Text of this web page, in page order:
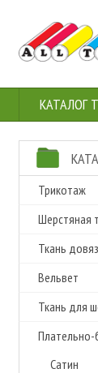
КАТАЛОГ
Трикотаж
Шерстяная
Ткань довяз
Вельвет
Ткань для
Плательно-
Сатин